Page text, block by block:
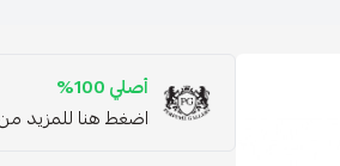
أصلي 100%
اضغط هنا للمزيد